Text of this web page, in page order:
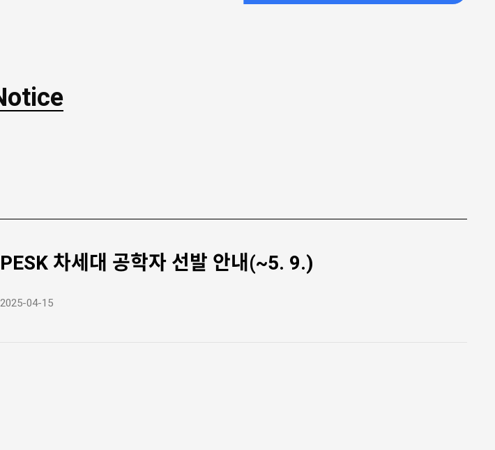
차세대 공학자 선발 안내(~5. 9.)
2025-04-15